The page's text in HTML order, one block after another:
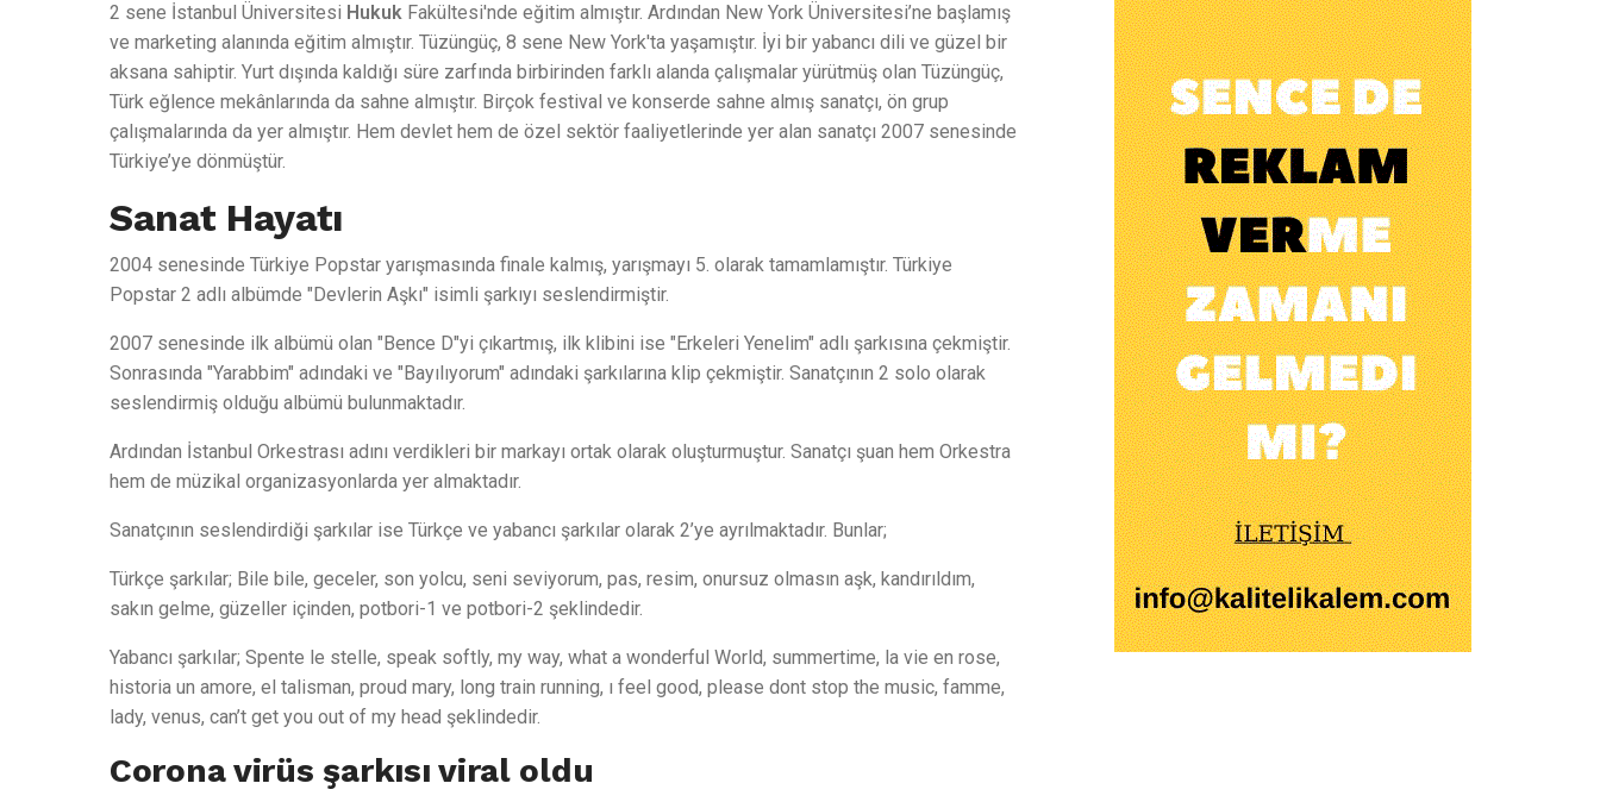
2 sene İstanbul Üniversitesi Hukuk Fakültesi'nde eğitim almıştır. Ardından New York Üniversitesi’ne başlamış
ve marketing alanında eğitim almıştır. Tüzüngüç, 8 sene New York'ta yaşamıştır. İyi bir yabancı dili ve güzel bir
aksana sahiptir. Yurt dışında kaldığı süre zarfında birbirinden farklı alanda çalışmalar yürütmüş olan Tüzüngüç,
Türk eğlence mekânlarında da sahne almıştır. Birçok festival ve konserde sahne almış sanatçı, ön grup
çalışmalarında da yer almıştır. Hem devlet hem de özel sektör faaliyetlerinde yer alan sanatçı 2007 senesinde
Türkiye’ye dönmüştür.
Sanat Hayatı
2004 senesinde Türkiye Popstar yarışmasında finale kalmış, yarışmayı 5. olarak tamamlamıştır. Türkiye
Popstar 2 adlı albümde "Devlerin Aşkı" isimli şarkıyı seslendirmiştir.
2007 senesinde ilk albümü olan "Bence D"yi çıkartmış, ilk klibini ise "Erkeleri Yenelim" adlı şarkısına çekmiştir.
Sonrasında "Yarabbim" adındaki ve "Bayılıyorum" adındaki şarkılarına klip çekmiştir. Sanatçının 2 solo olarak
seslendirmiş olduğu albümü bulunmaktadır.
Ardından İstanbul Orkestrası adını verdikleri bir markayı ortak olarak oluşturmuştur. Sanatçı şuan hem Orkestra
hem de müzikal organizasyonlarda yer almaktadır.
Sanatçının seslendirdiği şarkılar ise Türkçe ve yabancı şarkılar olarak 2’ye ayrılmaktadır. Bunlar;
Türkçe şarkılar; Bile bile, geceler, son yolcu, seni seviyorum, pas, resim, onursuz olmasın aşk, kandırıldım,
sakın gelme, güzeller içinden, potbori-1 ve potbori-2 şeklindedir.
Yabancı şarkılar; Spente le stelle, speak softly, my way, what a wonderful World, summertime, la vie en rose,
historia un amore, el talisman, proud mary, long train running, ı feel good, please dont stop the music, famme,
lady, venus, can’t get you out of my head şeklindedir.
Corona virüs şarkısı viral oldu